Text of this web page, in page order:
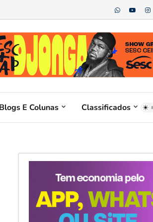
E Colunas Classificados